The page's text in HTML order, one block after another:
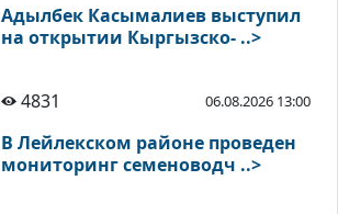
Адылбек Касымалиев выступил
на открытии Кыргызско- ..>
4831 06.08.2026 13:00
В Лейлекском районе проведен
мониторинг семеноводч ..>